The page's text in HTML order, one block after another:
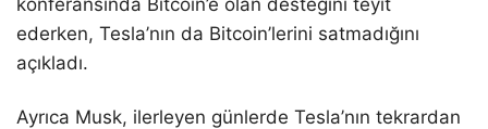
konferansında Bitcoin’e olan desteğini teyit
ederken, Tesla’nın da Bitcoin’lerini satmadığını
açıkladı.
Ayrıca Musk, ilerleyen günlerde Tesla’nın tekrardan